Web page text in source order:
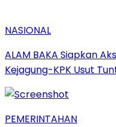
NASIONAL
ALAM BAKA Siapkan
Kejagung-KPK Usut
PEMERINTAHAN